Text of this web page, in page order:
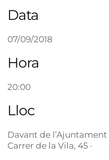
Data
07/09/2018
Hora
20:00
Lloc
Davant de l’Ajuntament
Carrer de la Vila, 45 ·